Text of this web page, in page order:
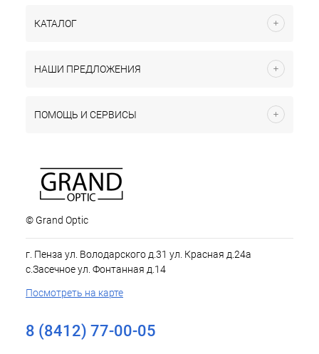
КАТАЛОГ
НАШИ ПРЕДЛОЖЕНИЯ
ПОМОЩЬ И СЕРВИСЫ
© Grand Optic
г. Пенза ул. Володарского д.31 ул. Красная д.24а
с.Засечное ул. Фонтанная д.14
Посмотреть на карте
8 (8412) 77-00-05